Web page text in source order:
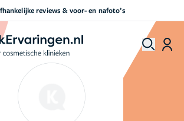
reviews & voor- en nafoto’s